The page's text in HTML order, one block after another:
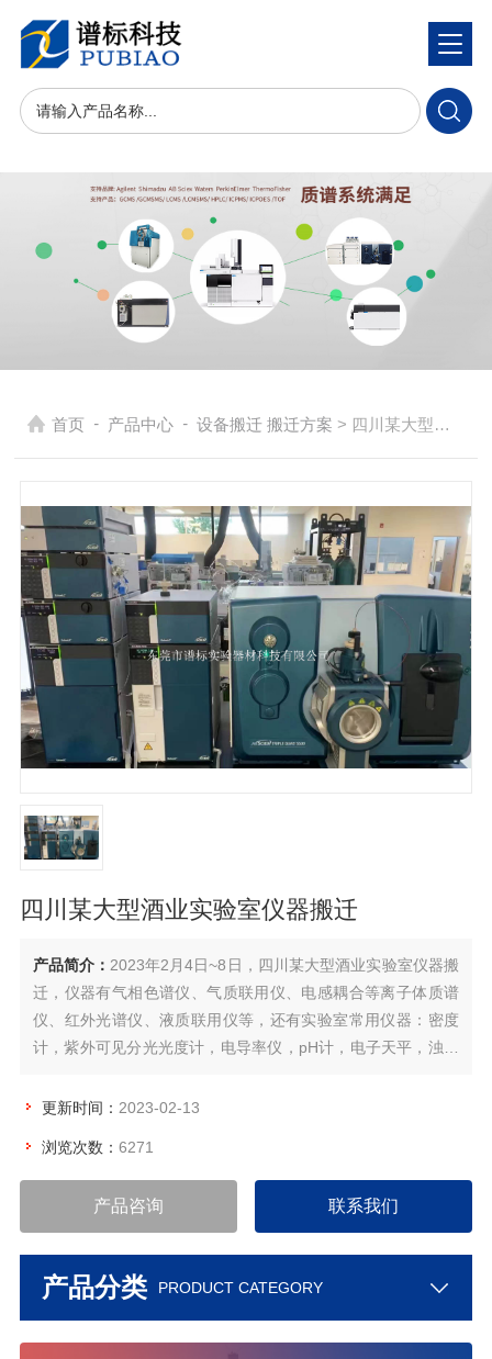
首页 - 产品中心 - 设备搬迁 搬迁方案 > 四川某大型酒业实验室仪器搬迁
四川某大型酒业实验室仪器搬迁
产品简介： 2023年2月4日~8日，四川某大型酒业实验室仪器搬
迁，仪器有气相色谱仪、气质联用仪、电感耦合等离子体质谱
仪、红外光谱仪、液质联用仪等，还有实验室常用仪器：密度
计，紫外可见分光光度计，电导率仪，pH计，电子天平，浊度
涡旋混合仪、蒸馏仪、脂肪分析仪、离心机、粉碎机、水浴
更新时间： 2023-02-13
浏览次数： 6271
产品咨询 联系我们
产品分类 PRODUCT CATEGORY